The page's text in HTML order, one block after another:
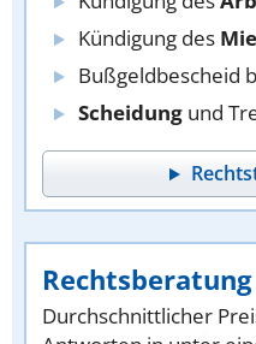
Kündigung des
Bußgeldbescheid
Scheidung und
Durchschnittlicher